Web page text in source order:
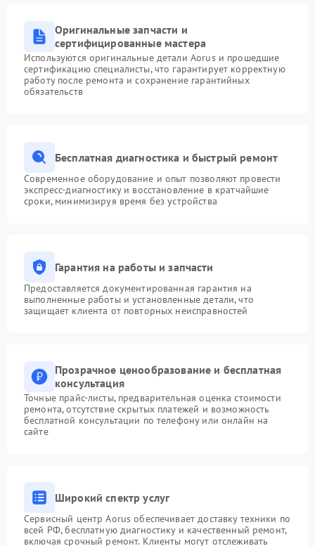
Оригинальные запчасти и
сертифицированные мастера
Используются оригинальные детали Aorus и прошедшие
сертификацию специалисты, что гарантирует корректную
работу после ремонта и сохранение гарантийных
обязательств
Бесплатная диагностика и быстрый ремонт
Современное оборудование и опыт позволяют провести
экспресс-диагностику и восстановление в кратчайшие
сроки, минимизируя время без устройства
Гарантия на работы и запчасти
Предоставляется документированная гарантия на
выполненные работы и установленные детали, что
защищает клиента от повторных неисправностей
Прозрачное ценообразование и бесплатная
консультация
Точные прайс-листы, предварительная оценка стоимости
ремонта, отсутствие скрытых платежей и возможность
бесплатной консультации по телефону или онлайн на
сайте
Широкий спектр услуг
Сервисный центр Aorus обеспечивает доставку техники по
всей РФ, бесплатную диагностику и качественный ремонт,
включая срочный ремонт. Клиенты могут отслеживать